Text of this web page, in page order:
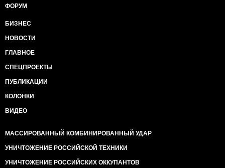
ФОРУМ
БИЗНЕС
НОВОСТИ
ГЛАВНОЕ
СПЕЦПРОЕКТЫ
ПУБЛИКАЦИИ
КОЛОНКИ
ВИДЕО
МАССИРОВАННЫЙ КОМБИНИРОВАННЫЙ УДАР
УНИЧТОЖЕНИЕ РОССИЙСКОЙ ТЕХНИКИ
УНИЧТОЖЕНИЕ РОССИЙСКИХ ОККУПАНТОВ